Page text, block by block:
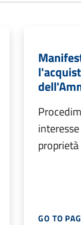
GO TO